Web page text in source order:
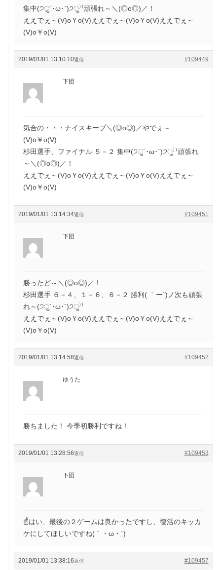
集中(੭ु´･ω･`)੭ु⁾⁾頑張れ～＼(◎o◎)／！
ええでぇ～(V)o￥o(V)ええでぇ～(V)o￥o(V)ええでぇ～
(V)o￥o(V)
2019/01/01 13:10:10 #109449
返信
下団
気合の・・・ナイスキープ＼(◎o◎)／やでぇ～
(V)o￥o(V)
杉田選手、ファイナル ５－２ 集中(੭ु´･ω･`)੭ु⁾⁾頑張れ
～＼(◎o◎)／！
ええでぇ～(V)o￥o(V)ええでぇ～(V)o￥o(V)ええでぇ～
(V)o￥o(V)
2019/01/01 13:14:34 #109451
返信
下団
勝ったど～＼(◎o◎)／！
杉田選手 ６－４、１－６、６－２ 勝利( ｀ー´)ノ次も頑張
れ～(੭ु´･ω･`)੭ु⁾⁾
ええでぇ～(V)o￥o(V)ええでぇ～(V)o￥o(V)ええでぇ～
(V)o￥o(V)
2019/01/01 13:14:58 #109452
返信
ゆうた
勝ちました！ 今季初勝利ですね！
2019/01/01 13:28:56 #109453
返信
下団
☝はい、最後の２ゲームは良かったですし、復活のキッカ
ケにしてほしいですね(｀・ω・´)ゞ
2019/01/01 13:38:16 #109457
返信